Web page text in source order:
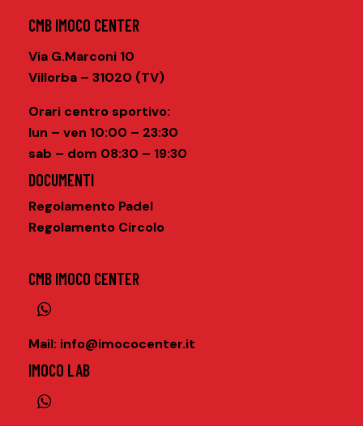
CMB IMOCO CENTER
Via G.Marconi 10
Villorba – 31020 (TV)
Orari centro sportivo:
lun – ven 10:00 – 23:30
sab – dom 08:30 – 19:30
DOCUMENTI
Regolamento Padel
Regolamento Circolo
CMB IMOCO CENTER
Mail: info@imococenter.it
IMOCO LAB